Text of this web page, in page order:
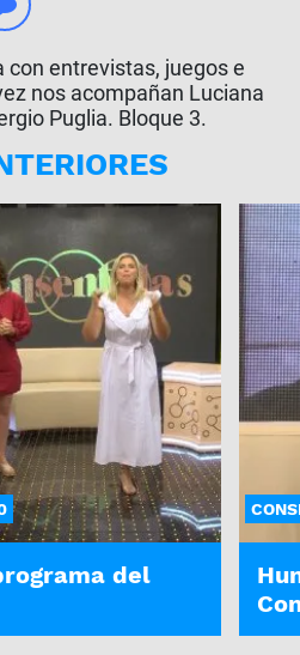
entrevistas, juegos e
nos acompañan Luciana
Puglia. Bloque 3.
del